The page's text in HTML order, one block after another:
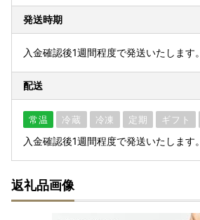
発送時期
入金確認後1週間程度で発送いたします。
配送
常温 冷蔵 冷凍 定期 ギフト
入金確認後1週間程度で発送いたします。
返礼品画像